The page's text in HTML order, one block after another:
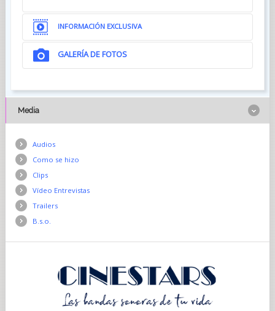
INFORMACIÓN EXCLUSIVA
GALERÍA DE FOTOS
Media
Audios
Como se hizo
Clips
Vídeo Entrevistas
Trailers
B.s.o.